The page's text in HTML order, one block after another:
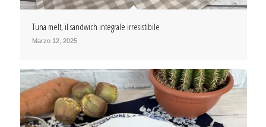
Tuna melt, il sandwich integrale irresistibile
Marzo 12, 2025